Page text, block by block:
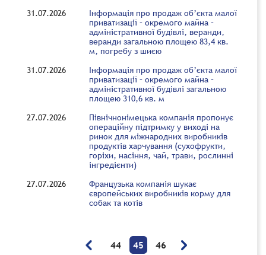
31.07.2026
Інформація про продаж об’єкта малої
приватизації – окремого майна –
адміністративної будівлі, веранди,
веранди загальною площею 83,4 кв.
м, погребу з шиєю
31.07.2026
Інформація про продаж об’єкта малої
приватизації – окремого майна –
адміністративної будівлі загальною
площею 310,6 кв. м
27.07.2026
Північнонімецька компанія пропонує
операційну підтримку у виході на
ринок для міжнародних виробників
продуктів харчування (сухофрукти,
горіхи, насіння, чай, трави, рослинні
інгредієнти)
27.07.2026
Французька компанія шукає
європейських виробників корму для
собак та котів
44 45 46